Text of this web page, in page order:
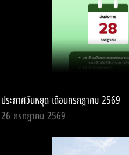
ประกาศวันหยุด เดือนกรกฎาคม 2569
26 กรกฎาคม 2569